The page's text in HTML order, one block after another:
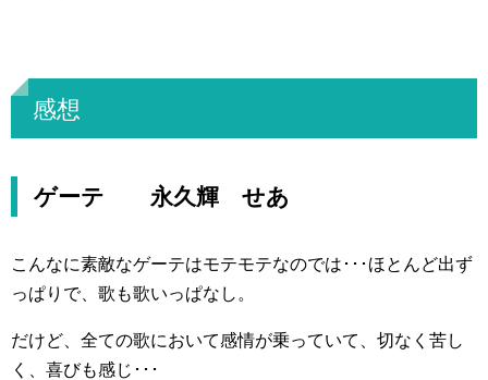
感想
ゲーテ 永久輝 せあ
こんなに素敵なゲーテはモテモテなのでは･･･ほとんど出ず
っぱりで、歌も歌いっぱなし。
だけど、全ての歌において感情が乗っていて、切なく苦し
く、喜びも感じ･･･